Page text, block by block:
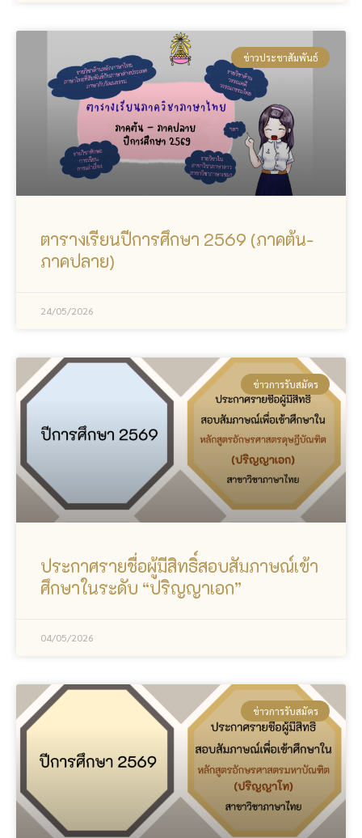
ข่าวประชาสัมพันธ์
ตารางเรียนปีการศึกษา 2569 (ภาคต้น-
ภาคปลาย)
24/05/2026
ข่าวการรับสมัคร
ประกาศรายชื่อผู้มีสิทธิ์สอบสัมภาษณ์เข้า
ศึกษาในระดับ “ปริญญาเอก”
04/05/2026
ข่าวการรับสมัคร